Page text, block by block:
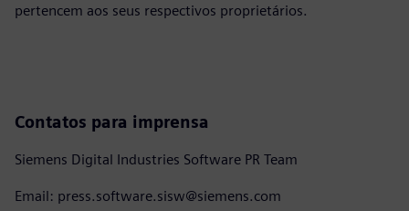
pertencem aos seus respectivos proprietários.
Contatos para imprensa
Siemens Digital Industries Software PR Team
Email: press.software.sisw@siemens.com